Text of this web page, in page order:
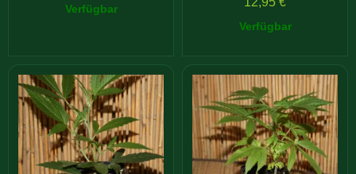
Verfügbar
Verfügbar